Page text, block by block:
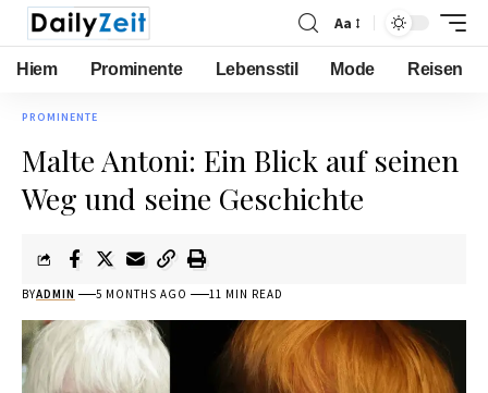
Aa
Hiem Prominente Lebensstil Mode Reisen
PROMINENTE
Malte Antoni: Ein Blick auf seinen
Weg und seine Geschichte
BYADMIN 5 MONTHS AGO 11 MIN READ